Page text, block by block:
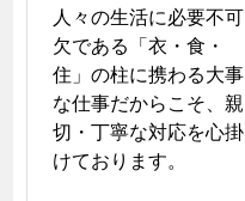
人々の生活に必要不可
欠である「衣・食・
住」の柱に携わる大事
な仕事だからこそ、親
切・丁寧な対応を心掛